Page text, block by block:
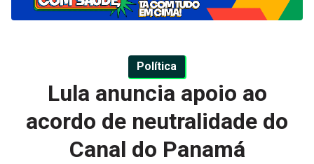
Política
Lula anuncia apoio ao
acordo de neutralidade do
Canal do Panamá